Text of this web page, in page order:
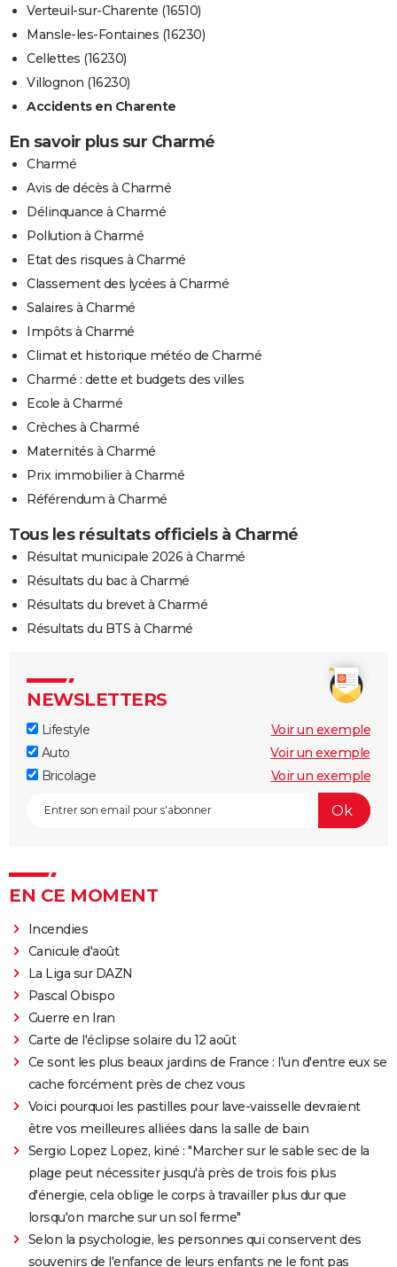
Verteuil-sur-Charente (16510)
Mansle-les-Fontaines (16230)
Cellettes (16230)
Villognon (16230)
Accidents en Charente
En savoir plus sur Charmé
Charmé
Avis de décès à Charmé
Délinquance à Charmé
Pollution à Charmé
Etat des risques à Charmé
Classement des lycées à Charmé
Salaires à Charmé
Impôts à Charmé
Climat et historique météo de Charmé
Charmé : dette et budgets des villes
Ecole à Charmé
Crèches à Charmé
Maternités à Charmé
Prix immobilier à Charmé
Référendum à Charmé
Tous les résultats officiels à Charmé
Résultat municipale 2026 à Charmé
Résultats du bac à Charmé
Résultats du brevet à Charmé
Résultats du BTS à Charmé
NEWSLETTERS
Lifestyle
Voir un exemple
Auto
Voir un exemple
Bricolage
Voir un exemple
EN CE MOMENT
Incendies
Canicule d'août
La Liga sur DAZN
Pascal Obispo
Guerre en Iran
Carte de l'éclipse solaire du 12 août
Ce sont les plus beaux jardins de France : l'un d'entre eux se
cache forcément près de chez vous
Voici pourquoi les pastilles pour lave-vaisselle devraient
être vos meilleures alliées dans la salle de bain
Sergio Lopez Lopez, kiné : "Marcher sur le sable sec de la
plage peut nécessiter jusqu'à près de trois fois plus
d'énergie, cela oblige le corps à travailler plus dur que
lorsqu'on marche sur un sol ferme"
Selon la psychologie, les personnes qui conservent des
souvenirs de l'enfance de leurs enfants ne le font pas